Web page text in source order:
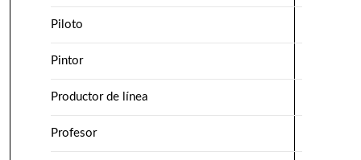
Piloto
Pintor
Productor de línea
Profesor